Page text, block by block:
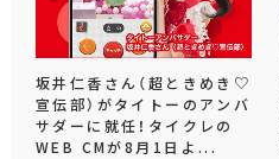
坂井仁香さん（超ときめき♡
宣伝部）がタイトーのアンバ
サダーに就任！タイクレの
WEB CMが8月1日よ...